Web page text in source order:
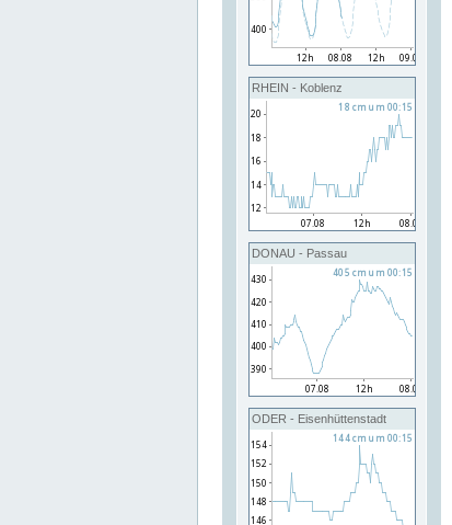
RHEIN - Koblenz
DONAU - Passau
ODER - Eisenhüttenstadt